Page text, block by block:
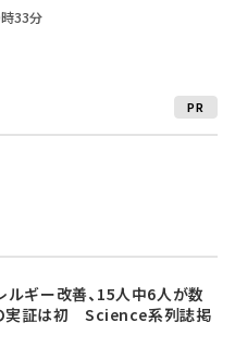
33分
PR
ルギー改善、15人中6人が数
実証は初 Science系列誌掲